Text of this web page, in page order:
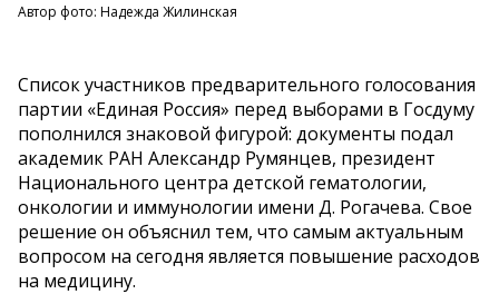
Автор фото: Надежда Жилинская
Список участников предварительного голосования
партии «Единая Россия» перед выборами в Госдуму
пополнился знаковой фигурой: документы подал
академик РАН Александр Румянцев, президент
Национального центра детской гематологии,
онкологии и иммунологии имени Д. Рогачева. Свое
решение он объяснил тем, что самым актуальным
вопросом на сегодня является повышение расходов
на медицину.